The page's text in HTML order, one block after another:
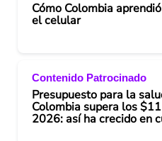
Cómo Colombia
el celular
Contenido Patrocinado
Presupuesto para la
Colombia supera los
2026: así ha crecido en